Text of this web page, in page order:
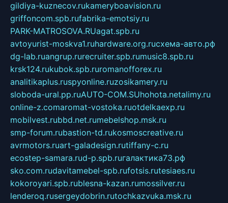
gildiya-kuznecov.rukameryboavision.ru
griffoncom.spb.rufabrika-emotsiy.ru
PARK-MATROSOVA.RUagat.spb.ru
avtoyurist-moskva1.ruhardware.org.ruсхема-авто.рф
dg-lab.ruangrup.rurecruiter.spb.rumusic8.spb.ru
krsk124.rukubok.spb.ruromanofforex.ru
analitikaplus.ruspyonline.ruzosikamery.ru
sloboda-ural.pp.ruAUTO-COM.SUhohota.netalimy.ru
online-z.comaromat-vostoka.ruotdelkaexp.ru
mobilvest.rubbd.net.rumebelshop.msk.ru
smp-forum.rubastion-td.rukosmoscreative.ru
avrmotors.ruart-galadesign.rutiffany-c.ru
ecostep-samara.rud-p.spb.ruгалактика73.рф
sko.com.rudavitamebel-spb.rufotsis.rutesiaes.ru
kokoroyari.spb.rublesna-kazan.rumossilver.ru
lenderoq.rusergeydobrin.rutochkazvuka.msk.ru